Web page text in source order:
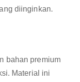
diinginkan.
bahan premium
Material ini